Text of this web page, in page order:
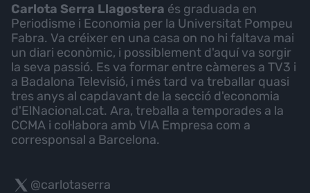
Carlota Serra Llagostera és graduada en
Periodisme i Economia per la Universitat Pompeu
Fabra. Va créixer en una casa on no hi faltava mai
un diari econòmic, i possiblement d'aquí va sorgir
la seva passió. Es va formar entre càmeres a TV3 i
a Badalona Televisió, i més tard va treballar quasi
tres anys al capdavant de la secció d'economia
d'ElNacional.cat. Ara, treballa a temporades a la
CCMA i col·labora amb VIA Empresa com a
corresponsal a Barcelona.
@carlotaserra